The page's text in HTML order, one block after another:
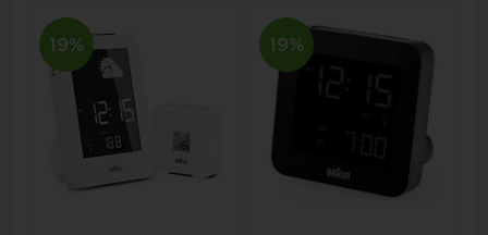
19% 19%